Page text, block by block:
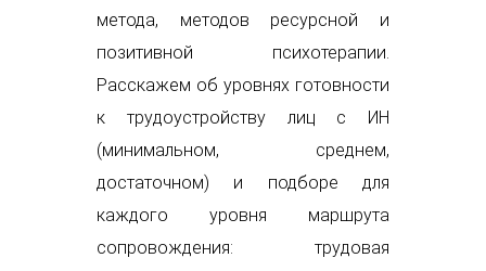
метода, методов ресурсной и
позитивной психотерапии.
Расскажем об уровнях готовности
к трудоустройству лиц с ИН
(минимальном, среднем,
достаточном) и подборе для
каждого уровня маршрута
сопровождения: трудовая